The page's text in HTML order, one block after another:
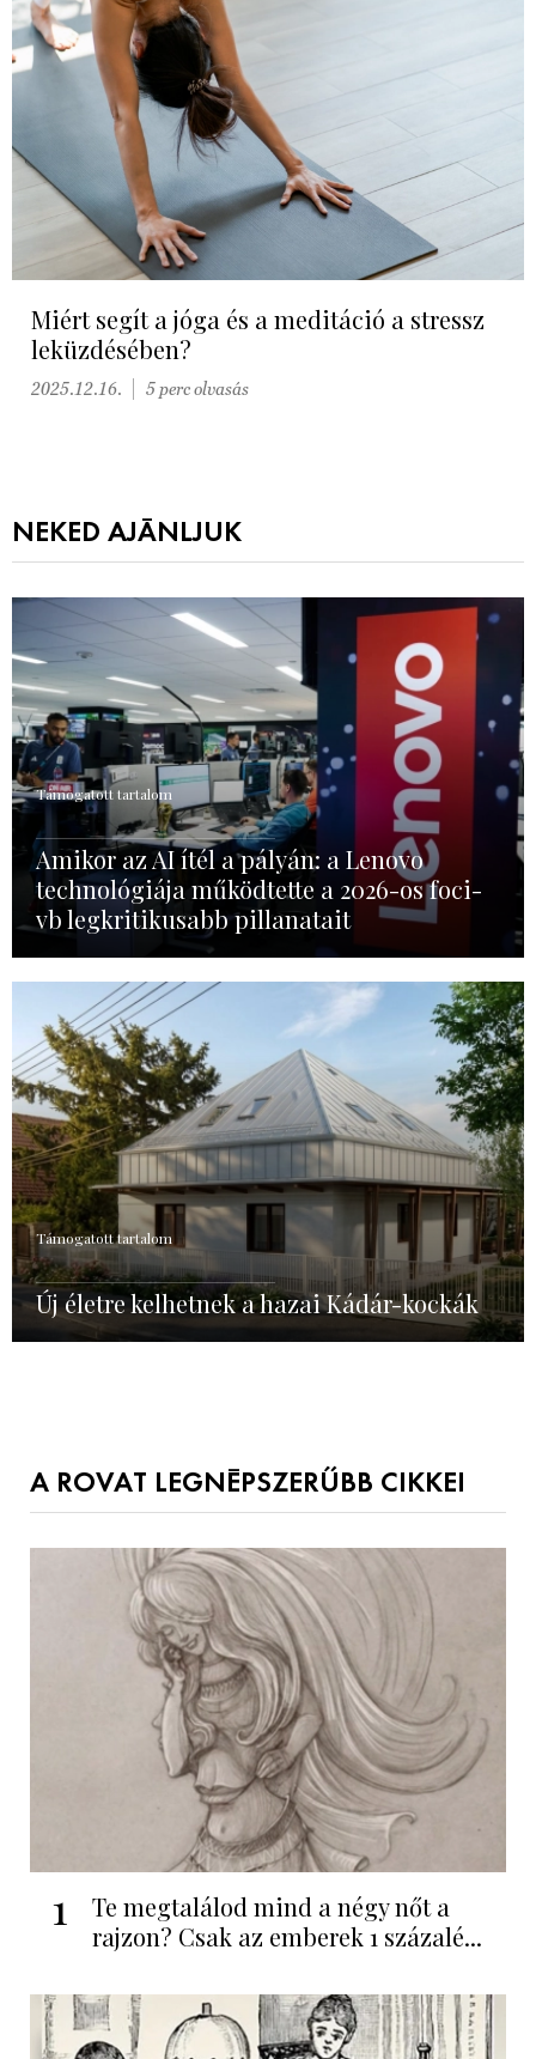
Miért segít a jóga és a meditáció a stressz
leküzdésében?
2025.12.16. 5 perc olvasás
NEKED AJÁNLJUK
Támogatott tartalom
Amikor az AI ítél a pályán: a Lenovo
technológiája működtette a 2026-os foci-
vb legkritikusabb pillanatait
Támogatott tartalom
Új életre kelhetnek a hazai Kádár-kockák
A ROVAT LEGNÉPSZERŰBB CIKKEI
1
Te megtalálod mind a négy nőt a
rajzon? Csak az emberek 1 százalé...